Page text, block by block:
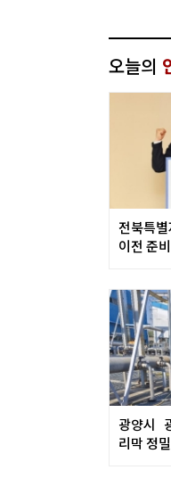
오늘의
전북특
이전 준
광양시
리막 정